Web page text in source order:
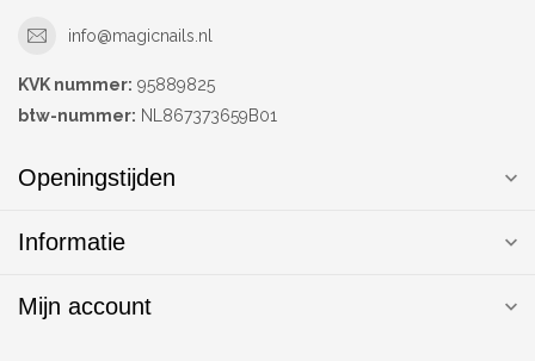
info@magicnails.nl
KVK nummer: 95889825
btw-nummer: NL867373659B01
Openingstijden
Informatie
Mijn account